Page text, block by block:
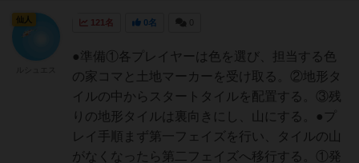
121名 0名
●準備①各プレイヤーは色を選び、担当する色
の家コマと土地マーカーを受け取る。②地形タ
イルの中からスタートタイルを配置する。③残
りの地形タイルは裏向きにし、山にする。●プ
レイ手順まず第一フェイズを行い、タイルの山
がなくなったら第二フェイズへ移行する。①発
仙人